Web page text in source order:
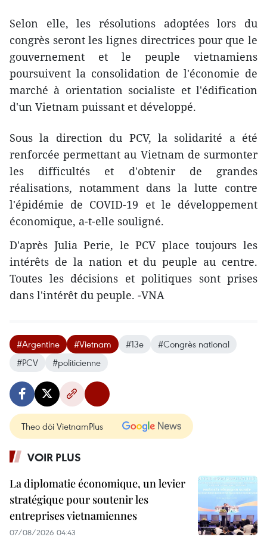
Selon elle, les résolutions adoptées lors du
congrès seront les lignes directrices pour que le
gouvernement et le peuple vietnamiens
poursuivent la consolidation de l'économie de
marché à orientation socialiste et l'édification
d'un Vietnam puissant et développé.
Sous la direction du PCV, la solidarité a été
renforcée permettant au Vietnam de surmonter
les difficultés et d'obtenir de grandes
réalisations, notamment dans la lutte contre
l'épidémie de COVID-19 et le développement
économique, a-t-elle souligné.
D'après Julia Perie, le PCV place toujours les
intérêts de la nation et du peuple au centre.
Toutes les décisions et politiques sont prises
dans l'intérêt du peuple. -VNA
#Argentine #Vietnam #13e
#Congrès national
#PCV
#politicienne
Theo dõi VietnamPlus
VOIR PLUS
La diplomatie économique, un levier
stratégique pour soutenir les
entreprises vietnamiennes
07/08/2026 04:43